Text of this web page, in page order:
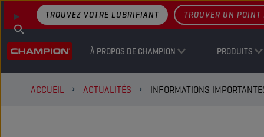
À PROPOS DE CHAMPION PRODUITS
TROUVEZ VOTRE LUBRIFIANT TROUVER UN POINT
ACCUEIL ACTUALITÉS INFORMATIONS